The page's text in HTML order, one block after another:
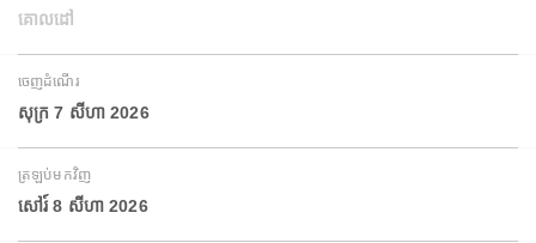
គោលដៅ
ចេញដំណើរ
សុក្រ 7 សីហា 2026
ត្រឡប់មកវិញ
សៅរ៍ 8 សីហា 2026